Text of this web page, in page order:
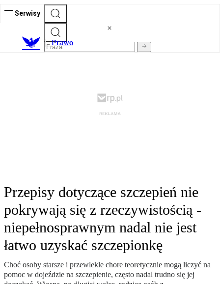
Serwisy
Prawo
Przepisy dotyczące szczepień nie
pokrywają się z rzeczywistością -
niepełnosprawnym nadal nie jest
łatwo uzyskać szczepionkę
Choć osoby starsze i przewlekle chore teoretycznie mogą liczyć na
pomoc w dojeździe na szczepienie, często nadal trudno się jej